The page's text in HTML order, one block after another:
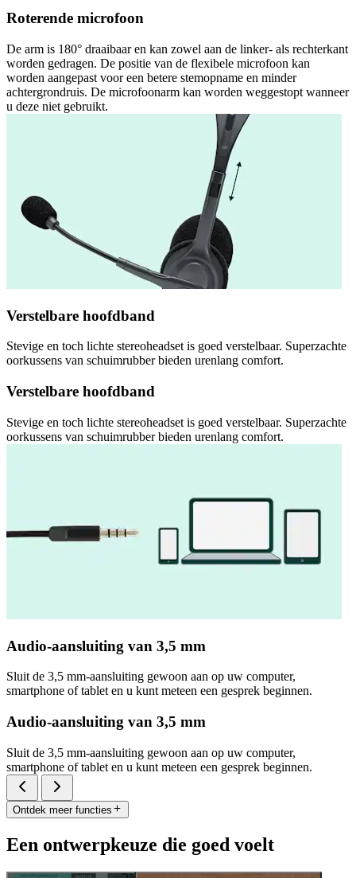
Roterende microfoon
De arm is 180° draaibaar en kan zowel aan de linker- als rechterkant
worden gedragen. De positie van de flexibele microfoon kan
worden aangepast voor een betere stemopname en minder
achtergrondruis. De microfoonarm kan worden weggestopt wanneer
u deze niet gebruikt.
Verstelbare hoofdband
Stevige en toch lichte stereoheadset is goed verstelbaar. Superzachte
oorkussens van schuimrubber bieden urenlang comfort.
Verstelbare hoofdband
Stevige en toch lichte stereoheadset is goed verstelbaar. Superzachte
oorkussens van schuimrubber bieden urenlang comfort.
Audio-aansluiting van 3,5 mm
Sluit de 3,5 mm-aansluiting gewoon aan op uw computer,
smartphone of tablet en u kunt meteen een gesprek beginnen.
Audio-aansluiting van 3,5 mm
Sluit de 3,5 mm-aansluiting gewoon aan op uw computer,
smartphone of tablet en u kunt meteen een gesprek beginnen.
Ontdek meer functies
Een ontwerpkeuze die goed voelt